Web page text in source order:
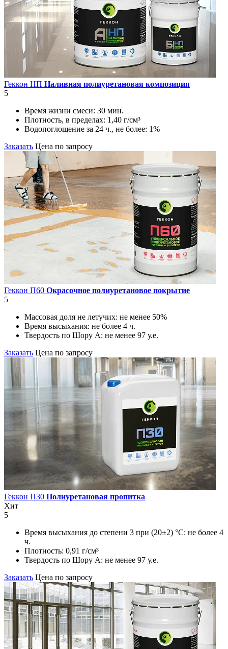
Геккон НП Наливная полиуретановая композиция
5
Время жизни смеси: 30 мин.
Плотность, в пределах: 1,40 г/см³
Водопоглощение за 24 ч., не более: 1%
Заказать Цена по запросу
Геккон П60 Окрасочное полиуретановое покрытие
5
Массовая доля не летучих: не менее 50%
Время высыхания: не более 4 ч.
Твердость по Шору А: не менее 97 у.е.
Заказать Цена по запросу
Геккон П30 Полиуретановая пропитка
Хит
5
Время высыхания до степени 3 при (20±2) °С: не более 4
ч.
Плотность: 0,91 г/см³
Твердость по Шору А: не менее 97 у.е.
Заказать Цена по запросу